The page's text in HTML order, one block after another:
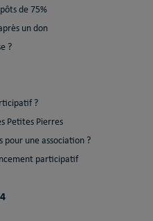
de 75%
un don
?
?
Petites Pierres
pour une association ?
participatif